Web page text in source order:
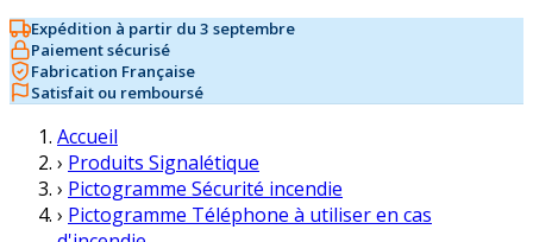
Expédition à partir du 3 septembre
Paiement sécurisé
Fabrication Française
Satisfait ou remboursé
Accueil
› Produits Signalétique
› Pictogramme Sécurité incendie
› Pictogramme Téléphone à utiliser en cas